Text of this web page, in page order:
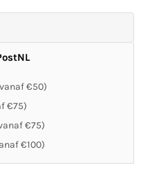
€50)
€75)
€75)
€100)